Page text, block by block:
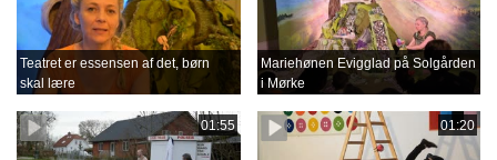
Teatret er essensen af det, børn
skal lære
Mariehønen Evigglad på Solgården
i Mørke
01:55 01:20